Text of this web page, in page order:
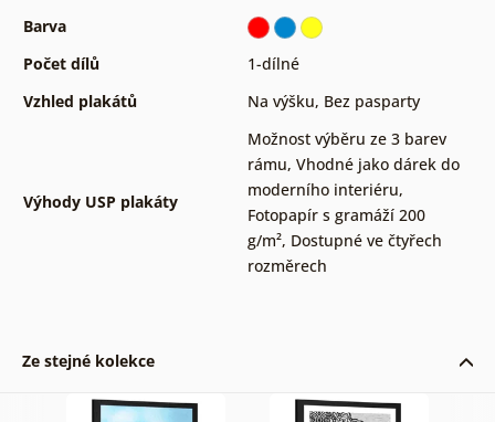
Barva
Počet dílů
1-dílné
Vzhled plakátů
Na výšku, Bez pasparty
Výhody USP plakáty
Možnost výběru ze 3 barev
rámu, Vhodné jako dárek do
moderního interiéru,
Fotopapír s gramáží 200
g/m², Dostupné ve čtyřech
rozměrech
Ze stejné kolekce